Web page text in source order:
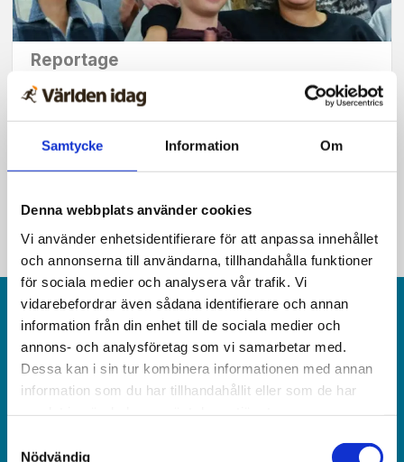
Samtycke Information Om
Denna webbplats använder cookies
Vi använder enhetsidentifierare för att anpassa innehållet
och annonserna till användarna, tillhandahålla funktioner
för sociala medier och analysera vår trafik. Vi
vidarebefordrar även sådana identifierare och annan
information från din enhet till de sociala medier och
annons- och analysföretag som vi samarbetar med.
Dessa kan i sin tur kombinera informationen med annan
information som du har tillhandahållit eller som de har
Nödvändig
Reportage
Pastorn var på väg att ge upp
– då kom genombrottet